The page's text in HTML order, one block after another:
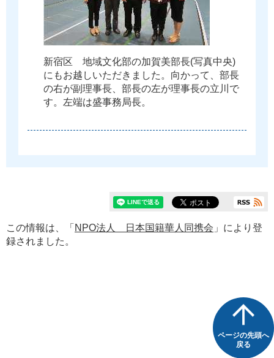
新宿区 地域文化部の加賀美部長(写真中央)
に もお越 しいただき ま した 。 向かって 部長
の右が副 理事長 部長の左が理事長の立 川 で
す。 左端は盛事務局長。
この情報は、「 NPO法人 日本国籍華人同携会 」により登
録されました。
ページの先頭へ
戻る